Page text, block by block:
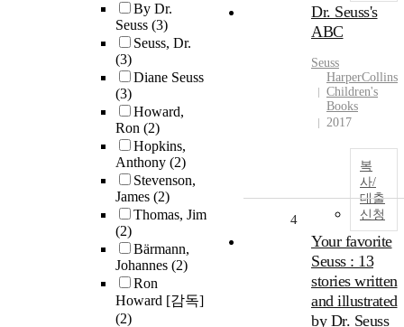
By Dr.
Seuss (3)
Seuss, Dr.
(3)
Diane Seuss
(3)
Howard,
Ron (2)
Hopkins,
Anthony (2)
Stevenson,
James (2)
Thomas, Jim
(2)
Bärmann,
Johannes (2)
Ron
Howard [감독]
(2)
Dr. Seuss's
ABC
Seuss
HarperCollins
Children's
Books
2017
복
사/
대출
신청
4
Your favorite
Seuss : 13
stories written
and illustrated
by Dr. Seuss